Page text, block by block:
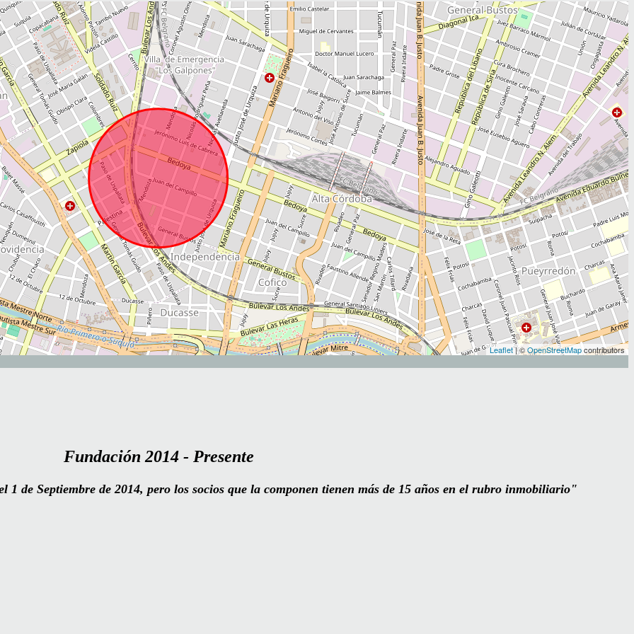
Leaflet| ©OpenStreetMapcontributors
Fundación 2014 - Presente
de Septiembre de 2014, pero los socios que la componen tienen más de 15 años en el rubro inmobiliario"